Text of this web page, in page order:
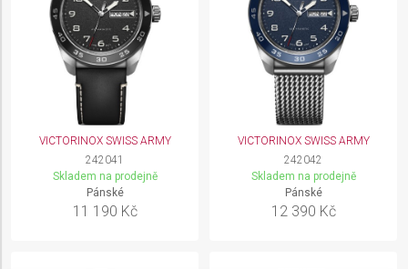
VICTORINOX SWISS ARMY
242041
Skladem na prodejně
Pánské
11 190 Kč
VICTORINOX SWISS ARMY
242042
Skladem na prodejně
Pánské
12 390 Kč